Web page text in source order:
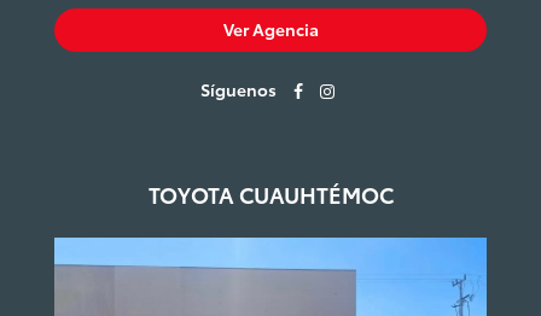
Ver Agencia
Síguenos
TOYOTA CUAUHTÉMOC